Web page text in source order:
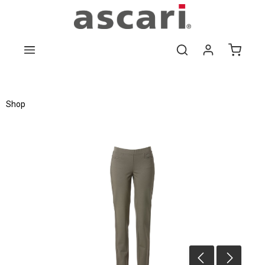
Zum Hauptinhalt springen
Shop